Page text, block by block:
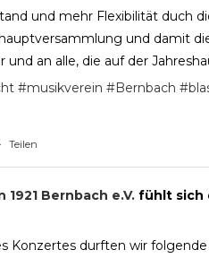
und mehr Flexibilität duch
und damit
und an alle, die auf der
#musikverein #Bernbach
· Teilen
1921 Bernbach e.V. fühlt sich
Konzertes durften wir